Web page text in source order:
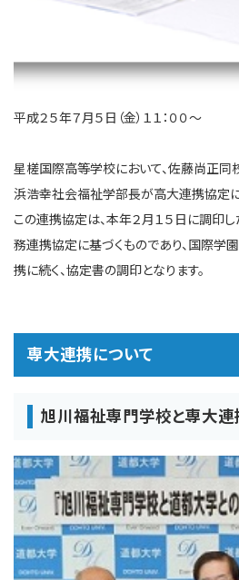
平成２５年７月５日（金）１１：００～
星槎国際高等学校において、佐藤尚正
浜浩幸社会福祉学部長が高大連携協定に
この連携協定は、本年２月１５日に調印
務連携協定に基づくものであり、国際学
携に続く、協定書の調印となります。
専大連携について
旭川福祉専門学校と専大連